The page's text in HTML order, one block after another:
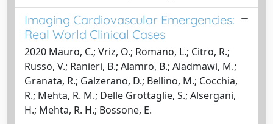
Imaging Cardiovascular Emergencies:
Real World Clinical Cases
2020 Mauro, C.; Vriz, O.; Romano, L.; Citro, R.;
Russo, V.; Ranieri, B.; Alamro, B.; Aladmawi, M.;
Granata, R.; Galzerano, D.; Bellino, M.; Cocchia,
R.; Mehta, R. M.; Delle Grottaglie, S.; Alsergani,
H.; Mehta, R. H.; Bossone, E.